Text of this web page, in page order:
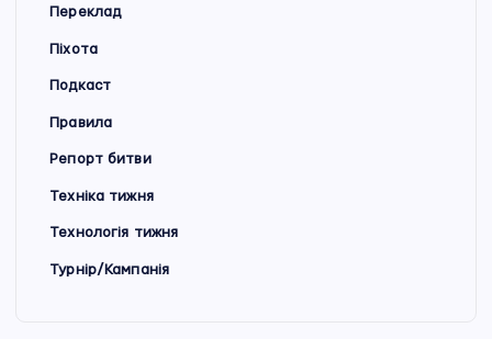
Переклад
Піхота
Подкаст
Правила
Репорт битви
Техніка тижня
Технологія тижня
Турнір/Кампанія